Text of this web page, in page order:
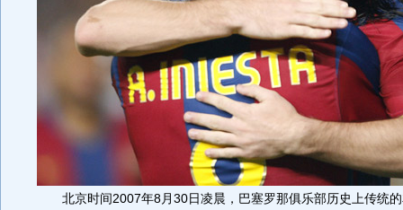
北京时间2007年8月30日凌晨，巴塞罗那俱乐部历史上传统的